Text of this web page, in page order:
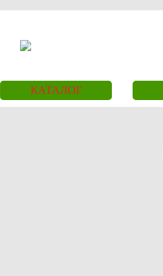
КАТАЛОГ